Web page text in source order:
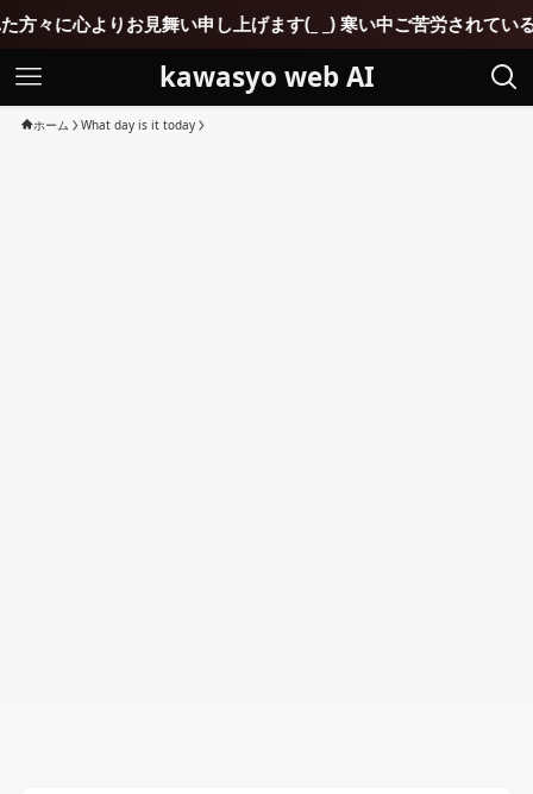
申し上げます(_ _) 寒い中ご苦労されていると思いますが1分
kawasyo web AI
ホーム What day is it today